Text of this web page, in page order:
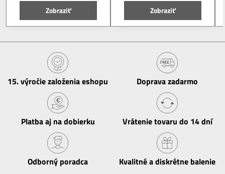
Zobraziť Zobraziť
15​. výročie založenia eshopu Doprava zadarmo
Platba aj na dobierku Vrátenie tovaru do 14 dní
Odborný poradca Kvalitné a diskrétne balenie